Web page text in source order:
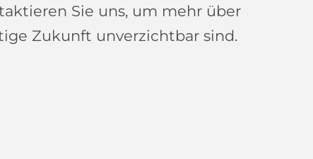
Sie uns, um mehr über
Zukunft unverzichtbar sind.